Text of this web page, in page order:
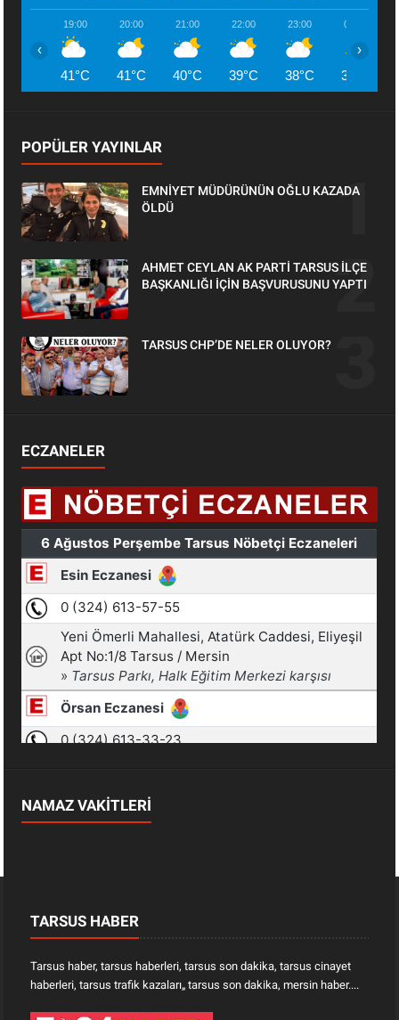
19:00
41°C
20:00
41°C
21:00
40°C
22:00
39°C
23:00
38°C
00:00
38°C
‹ ›
POPÜLER YAYINLAR
EMNİYET MÜDÜRÜNÜN OĞLU KAZADA
ÖLDÜ
AHMET CEYLAN AK PARTİ TARSUS İLÇE
BAŞKANLIĞI İÇİN BAŞVURUSUNU YAPTI
TARSUS CHP’DE NELER OLUYOR?
ECZANELER
NAMAZ VAKİTLERİ
TARSUS HABER
Tarsus haber, tarsus haberleri, tarsus son dakika, tarsus cinayet
haberleri, tarsus trafik kazaları„ tarsus son dakika, mersin haber....